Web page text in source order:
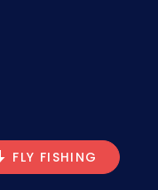
FLY FISHING